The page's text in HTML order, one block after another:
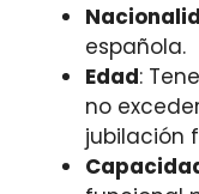
española.
Edad:
no
jubilación